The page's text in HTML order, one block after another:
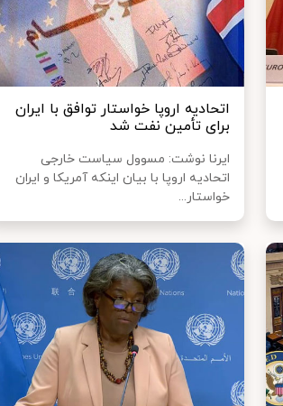
اتحادیه اروپا خواستار توافق با ایران
برای تأمین نفت شد
ایرنا نوشت: مسوول سیاست خارجی
اتحادیه اروپا با بیان اینکه آمریکا و ایران
خواستار...